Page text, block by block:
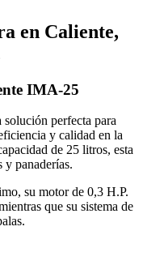
en Caliente,
IMA-25
solución perfecta para
y calidad en la
de 25 litros, esta
y panaderías.
su motor de 0,3 H.P.
que su sistema de